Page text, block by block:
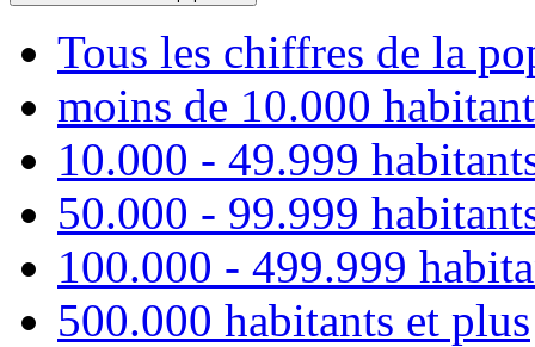
Tous les chiffres de la
moins de 10.000
10.000 - 49.999
50.000 - 99.999
100.000 - 499.999
500.000 habitants et plus